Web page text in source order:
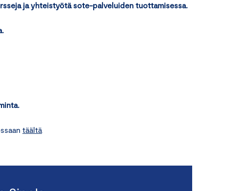
ja yhteistyötä sote-palveluiden tuottamisessa.
täältä